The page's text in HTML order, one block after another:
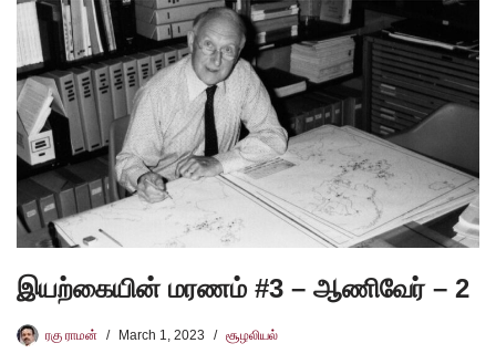
இயற்கையின் மரணம் #3 – ஆணிவேர் – 2
ரகு ராமன் March 1, 2023 சூழலியல்